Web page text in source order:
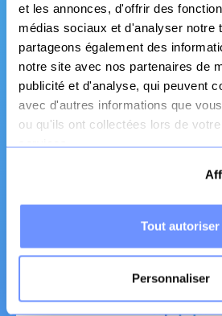
et les annonces, d'offrir des
médias sociaux et d'analyser notre
partageons également des
notre site avec nos partenaires de
publicité et d'analyse, qui peuvent
avec d'autres informations que
ou qu'ils ont collectées lors de
services.
Tout autoriser
Personnaliser